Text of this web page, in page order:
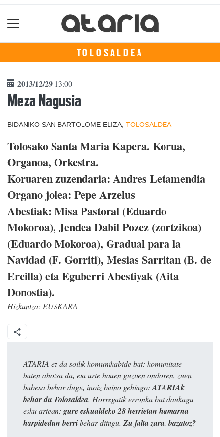
TOLOSALDEA
2013/12/29 13:00
Meza Nagusia
BIDANIKO SAN BARTOLOME ELIZA, TOLOSALDEA
Tolosako Santa Maria Kapera. Korua,
Organoa, Orkestra.
Koruaren zuzendaria: Andres Letamendia
Organo jolea: Pepe Arzelus
Abestiak: Misa Pastoral (Eduardo
Mokoroa), Jendea Dabil Pozez (zortzikoa)
(Eduardo Mokoroa), Gradual para la
Navidad (F. Gorriti), Mesias Sarritan (B. de
Ercilla) eta Eguberri Abestiyak (Aita
Donostia).
Hizkuntza: EUSKARA
ATARIA ez da soilik komunikabide bat: komunitate
baten ahotsa da, eta urte hauen guztien ondoren, zuen
babesa behar dugu, inoiz baino gehiago:ATARIAk
behar du Tolosaldea. Horregatik erronka bat daukagu
esku artean: gure eskualdeko 28 herrietan hamarna
harpidedun berribehar ditugu. Zu falta zara, bazatoz?